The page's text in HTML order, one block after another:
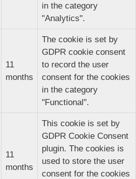
in the category
"Analytics".
11
months
The cookie is set by
GDPR cookie consent
to record the user
consent for the cookies
in the category
"Functional".
11
months
This cookie is set by
GDPR Cookie Consent
plugin. The cookies is
used to store the user
consent for the cookies